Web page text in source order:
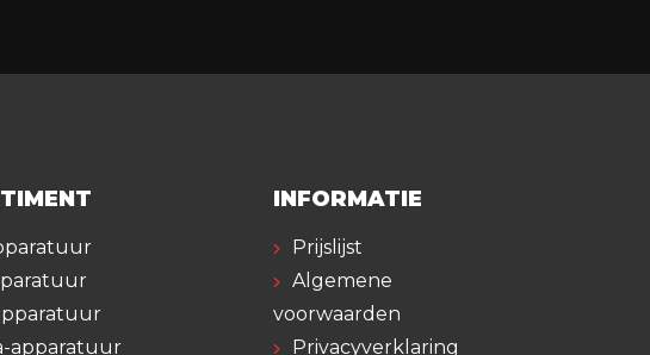
apparatuur
INFORMATIE
Prijslijst
Algemene
voorwaarden
Privacyverklaring